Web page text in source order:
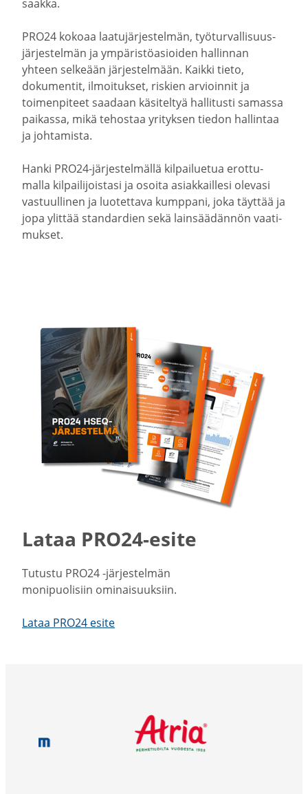
saakka.
PRO24 kokoaa laatu­jär­jes­telmän, työtur­val­li­suus­
jär­jes­telmän ja ympäris­tö­asioiden hallinnan
yhteen selkeään järjes­telmään. Kaikki tieto,
dokumentit, ilmoi­tukset, riskien arvioinnit ja
toimen­piteet saadaan käsiteltyä halli­tusti samassa
paikassa, mikä tehostaa yrityksen tiedon hallintaa
ja johta­mista.
Hanki PRO24-​järjestelmällä kilpai­luetua erottu­
malla kilpai­li­joistasi ja osoita asiak­kaillesi olevasi
vastuul­linen ja luotettava kumppani, joka täyttää ja
jopa ylittää standardien sekä lainsää­dännön vaati­
mukset.
Lataa PRO24-esite
Tutustu PRO24 -​järjestelmän
monipuo­lisiin ominai­suuksiin.
Lataa PRO24 esite